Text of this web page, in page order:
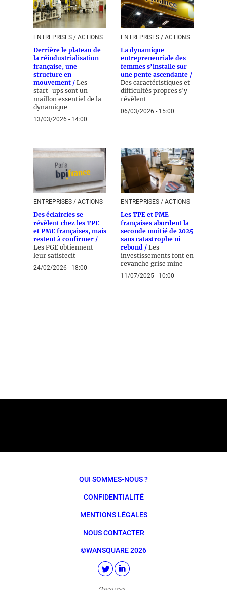
ENTREPRISES / ACTIONS
Derrière le plateau de
la réindustrialisation
française, une
structure en
mouvement / Les
start-ups sont un
maillon essentiel de la
dynamique
13/03/2026 - 14:00
ENTREPRISES / ACTIONS
La dynamique
entrepreneuriale des
femmes s’installe sur
une pente ascendante /
Des caractéristiques et
difficultés propres s'y
révèlent
06/03/2026 - 15:00
ENTREPRISES / ACTIONS
Des éclaircies se
révèlent chez les TPE
et PME françaises, mais
restent à confirmer /
Les PGE obtiennent
leur satisfecit
24/02/2026 - 18:00
ENTREPRISES / ACTIONS
Les TPE et PME
françaises abordent la
seconde moitié de 2025
sans catastrophe ni
rebond / Les
investissements font en
revanche grise mine
11/07/2025 - 10:00
QUI SOMMES-NOUS ?
CONFIDENTIALITÉ
MENTIONS LÉGALES
NOUS CONTACTER
©WANSQUARE 2026